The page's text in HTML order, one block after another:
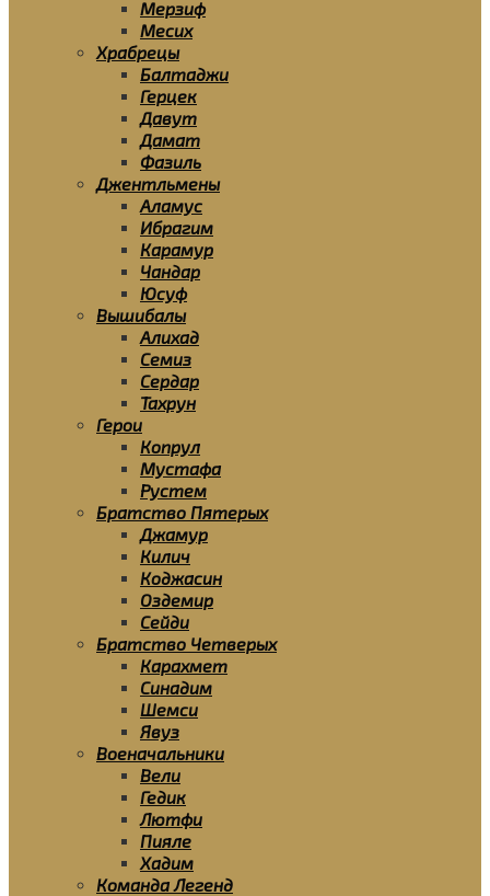
Мерзиф
Месих
Храбрецы
Балтаджи
Герцек
Давут
Дамат
Фазиль
Джентльмены
Аламус
Ибрагим
Карамур
Чандар
Юсуф
Вышибалы
Алихад
Семиз
Сердар
Тахрун
Герои
Копрул
Мустафа
Рустем
Братство Пятерых
Джамур
Килич
Коджасин
Оздемир
Сейди
Братство Четверых
Карахмет
Синадим
Шемси
Явуз
Военачальники
Вели
Гедик
Лютфи
Пияле
Хадим
Команда Легенд